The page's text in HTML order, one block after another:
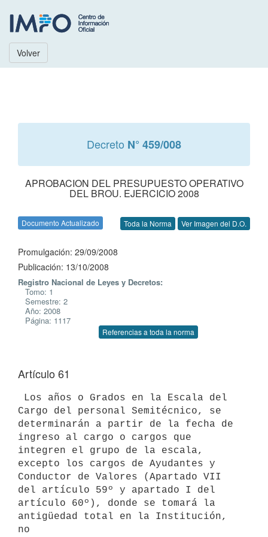
Volver
Decreto N° 459/008
APROBACION DEL PRESUPUESTO OPERATIVO
DEL BROU. EJERCICIO 2008
Documento Actualizado Toda la Norma Ver Imagen del D.O.
Promulgación: 29/09/2008
Publicación: 13/10/2008
Registro Nacional de Leyes y Decretos:
Tomo: 1
Semestre: 2
Año: 2008
Página: 1117
Referencias a toda la norma
Artículo 61
Cargo del personal Semitécnico, se
determinarán a partir de la fecha de
ingreso al cargo o cargos que
integren el grupo de la escala,
excepto los cargos de Ayudantes y
Conductor de Valores (Apartado VII
del artículo 59º y apartado I del
artículo 60º), donde se tomará la
antigüedad total en la Institución,
no